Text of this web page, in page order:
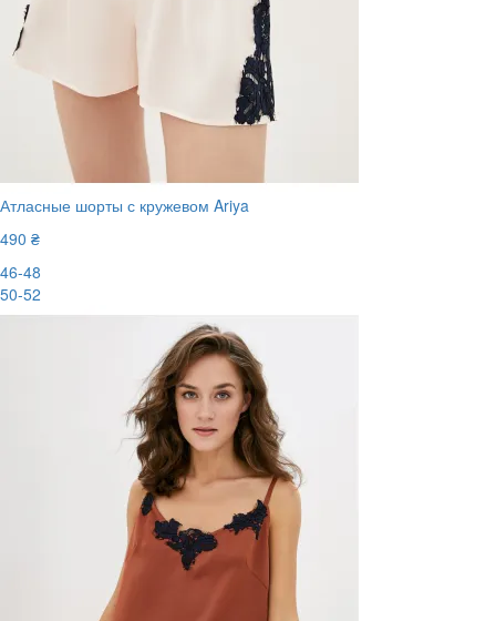
Атласные шорты с кружевом Ariya
490 ₴
46-48
50-52